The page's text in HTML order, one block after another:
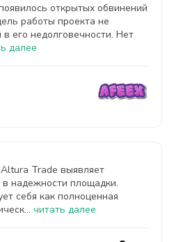
открытых обвинений
работы проекта не
его недолговечности. Нет
далее
Trade выявляет
надежности площадки.
себя как полноценная
читать далее